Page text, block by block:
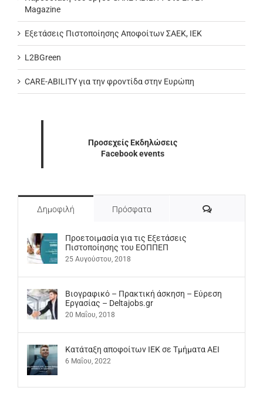
Magazine
Εξετάσεις Πιστοποίησης Αποφοίτων ΣΑΕΚ, ΙΕΚ
L2BGreen
CARE-ABILITY για την φροντίδα στην Ευρώπη
Προσεχείς Εκδηλώσεις
Facebook events
Δημοφιλή Πρόσφατα Σχόλια
Προετοιμασία για τις Εξετάσεις
Πιστοποίησης του ΕΟΠΠΕΠ
25 Αυγούστου, 2018
Βιογραφικό – Πρακτική άσκηση – Εύρεση
Εργασίας – Deltajobs.gr
20 Μαΐου, 2018
Kατάταξη αποφοίτων ΙΕΚ σε Τμήματα ΑΕΙ
6 Μαΐου, 2022